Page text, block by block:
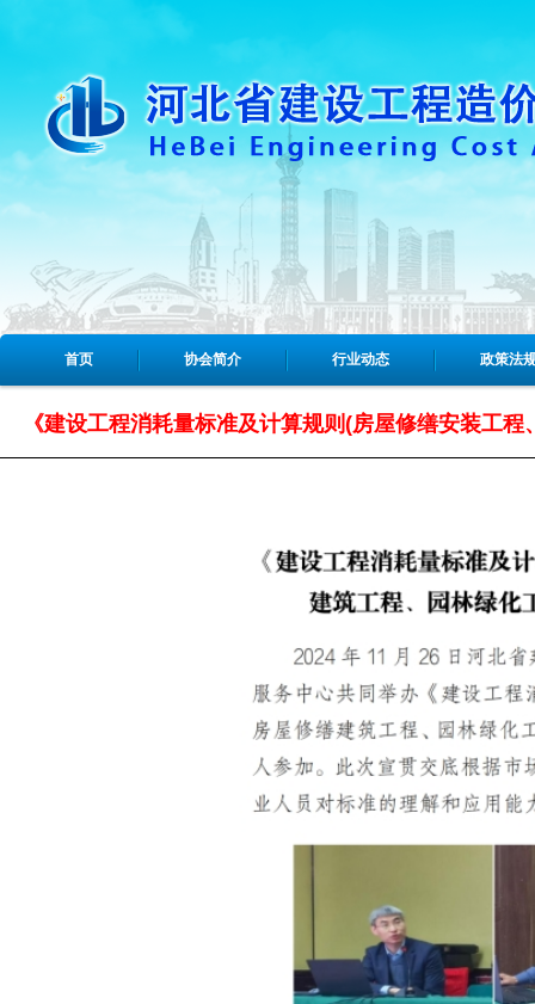
首页 协会简介 行业动态 政策法
《建设工程消耗量标准及计算规则(房屋修缮安装工